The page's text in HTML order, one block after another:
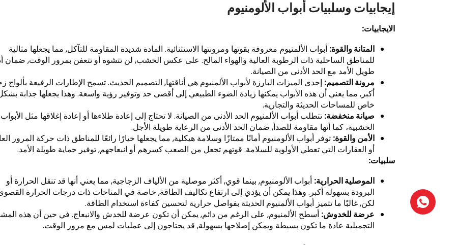
إيجابيات وسلبيات أبواب الألومنيوم
الايجابيات:
المتانة والقوة: أبواب الألمنيوم معروفة بقوتها ومرونتها الاستثنائية. المادة شديدة المقاومة للتآكل, مما يجعلها مثالية
للمناطق الساحلية ذات الرطوبة العالية والهواء المالح. على عكس الخشب, لن تتشوه أو تتعفن بمرور الوقت, ضمان
طويل الأمد مع الحد الأدنى من الصيانة.
مرونة التصميم: إحدى الميزات البارزة لأبواب الألمنيوم هي أناقتها, التصميم الحديث. تسمح الإطارات الرفيعة بألواح
أكبر, مما يعني أن هذه الأبواب يمكنها زيادة الضوء الطبيعي إلى أقصى حد وتوفير رؤية واسعة. وهذا يجعلها جذابة
خاص للمساحات الحديثة والتجارية.
صيانة منخفضة: تتطلب أبواب الألمنيوم الحد الأدنى من الصيانة. لا تحتاج إلى إعادة طلاءها أو إعادة إغلاقها مثل الأبواب
الخشبية، كما أنها مقاومة للصدأ, ضمان الحد الأدنى من الرعاية طويلة الأجل.
الأمن والقوة: توفر أبواب الألومنيوم أمانًا ممتازًا وسلامة هيكلية, مما يجعلها خيارًا رائعًا للمناطق ذات حركة المرور
أو العقارات التي تعطي الأولوية للسلامة. قوتهم تجعل من الصعب كسرهم أو انبعاجهم, توفير حماية طويلة الأمد.
سلبيات:
الموصلية الحرارية: أبواب الألومنيوم, بينما قوي, أكثر موصلية من الألياف الزجاجية, مما يعني أنها قد تنقل الحرارة أو
البرودة بسهولة أكبر. وهذا يمكن أن يؤدي إلى ارتفاع تكاليف الطاقة, خاصة في المناخات ذات درجات الحرارة
لكن, غالبًا ما تتميز أبواب الألمنيوم الحديثة بفواصل حرارية لتحسين كفاءة استخدام الطاقة.
عرضة للخدوش: أسطح الألمنيوم, على الرغم من دائم, يمكن أن تكون عرضة للخدش والانبعاج. في حين أن هذه
التجميلية عادة ما تكون بسيطة ويمكن إصلاحها بسهولة, قد يحتاجون إلى عمليات لمس مع مرور الوقت.